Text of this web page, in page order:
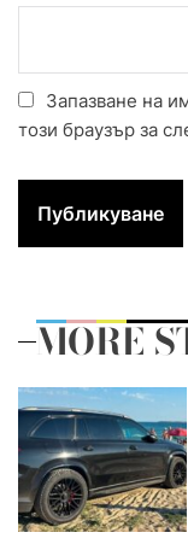
Запазване на
този браузър за
MORE